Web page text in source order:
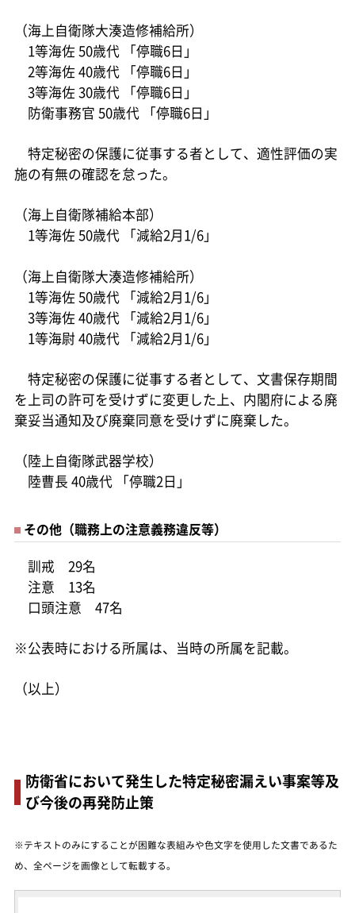
（海上自衛隊大湊造修補給所）
1等海佐 50歳代 「停職6日」
2等海佐 40歳代 「停職6日」
3等海佐 30歳代 「停職6日」
防衛事務官 50歳代 「停職6日」
特定秘密の保護に従事する者として、適性評価の実
施の有無の確認を怠った。
（海上自衛隊補給本部）
1等海佐 50歳代 「減給2月1/6」
（海上自衛隊大湊造修補給所）
1等海佐 50歳代 「減給2月1/6」
3等海佐 40歳代 「減給2月1/6」
1等海尉 40歳代 「減給2月1/6」
特定秘密の保護に従事する者として、文書保存期間
を上司の許可を受けずに変更した上、内閣府による廃
棄妥当通知及び廃棄同意を受けずに廃棄した。
（陸上自衛隊武器学校）
陸曹長 40歳代 「停職2日」
その他（職務上の注意義務違反等）
訓戒 29名
注意 13名
口頭注意 47名
※公表時における所属は、当時の所属を記載。
（以上）
防衛省において発生した特定秘密漏えい事案等及
び今後の再発防止策
※テキストのみにすることが困難な表組みや色文字を使用した文書であるた
め、全ページを画像として転載する。